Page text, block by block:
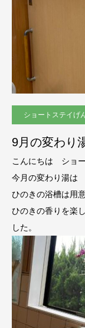
ショートステイげ
9月の変わり
こんにちは ショー
今月の変わり湯は
ひのきの浴槽は用
ひのきの香りを楽
した。